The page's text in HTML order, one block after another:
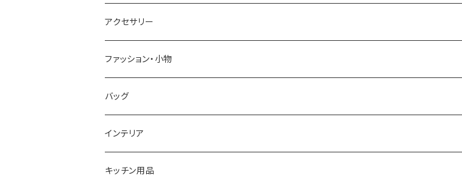
CASIO
GRANDEUR
COGU
GAGA MILANO
CACTUS
DANIEL WELLINGTON
LACOSTE
DIESEL
MICHAEL KORS
NO BRAND
SONNE
DUCT
TRANSNUMBER
SAAMA HOMME
ARNOLD PALMER
アクセサリー
GUCCI
TIFFANY&CO
FOLLI FOLLIE
POLICE
ファッション・小物
DAKS
栃木レザー
NIKE
バッグ
MANHATTAN PORTAGE
United HOMME
インテリア
CRYSTOCRAFT
キッチン用品